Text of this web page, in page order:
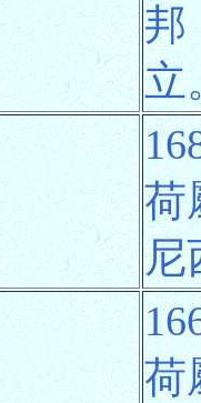
邦
立
荷
尼
荷